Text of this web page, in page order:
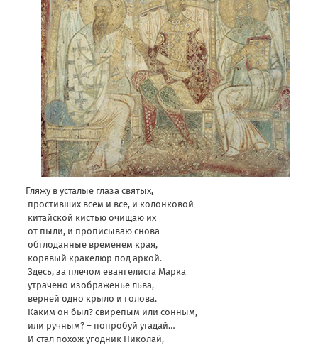
Гляжу в усталые глаза святых,
простивших всем и все, и колонковой
китайской кистью очищаю их
от пыли, и прописываю снова
обглоданные временем края,
корявый кракелюр под аркой.
Здесь, за плечом евангелиста Марка
утрачено изображенье льва,
верней одно крыло и голова.
Каким он был? свирепым или сонным,
или ручным? – попробуй угадай…
И стал похож угодник Николай,